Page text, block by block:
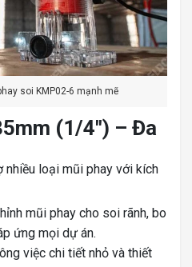
soi KMP02-6 mạnh mẽ
(1/4″) – Đa
nhiều loại mũi phay với kích
mũi phay cho soi rãnh, bo
ứng mọi dự án.
việc chi tiết nhỏ và thiết